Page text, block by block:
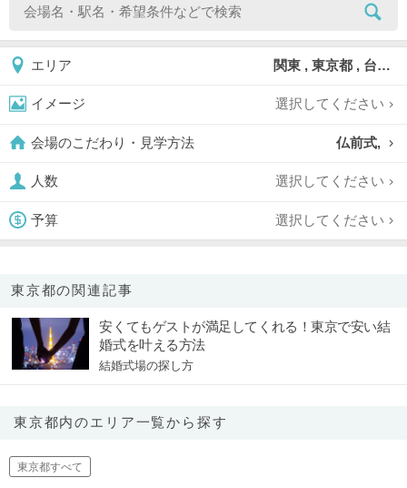
エリア 関東 , 東京都 , 台東区
イメージ 選択してください
会場のこだわり・見学方法 仏前式,
人数 選択してください
予算 選択してください
東京都の関連記事
安くてもゲストが満足してくれる！東京で安い結
婚式を叶える方法
結婚式場の探し方
東京都内のエリア一覧から探す
東京都すべて